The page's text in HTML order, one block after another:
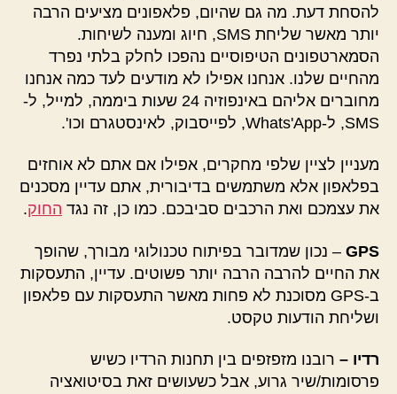
להסחת דעת. מה גם שהיום, פלאפונים מציעים הרבה
יותר מאשר שליחת SMS, חיוג ומענה לשיחות.
הסמארטפונים הטיפוסיים נהפכו לחלק בלתי נפרד
מהחיים שלנו. אנחנו אפילו לא מודעים לעד כמה אנחנו
מחוברים אליהם באינפוזיה 24 שעות ביממה, למייל, ל-
SMS, ל-Whats'App, לפייסבוק, לאינסטגרם וכו'.
מעניין לציין שלפי מחקרים, אפילו אם אתם לא אוחזים
בפלאפון אלא משתמשים בדיבורית, אתם עדיין מסכנים
את עצמכם ואת הרכבים סביבכם. כמו כן, זה נגד החוק.
GPS – נכון שמדובר בפיתוח טכנולוגי מבורך, שהופך
את החיים להרבה הרבה יותר פשוטים. עדיין, התעסקות
ב-GPS מסוכנת לא פחות מאשר התעסקות עם פלאפון
ושליחת הודעות טקסט.
רדיו – רובנו מזפזפים בין תחנות הרדיו כשיש
פרסומות/שיר גרוע, אבל כשעושים זאת בסיטואציה